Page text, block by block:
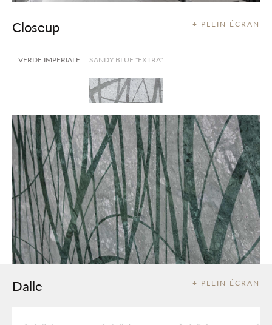
+ PLEIN ÉCRAN
Closeup
VERDE IMPERIALE SANDY BLUE "EXTRA"
+ PLEIN ÉCRAN
Dalle